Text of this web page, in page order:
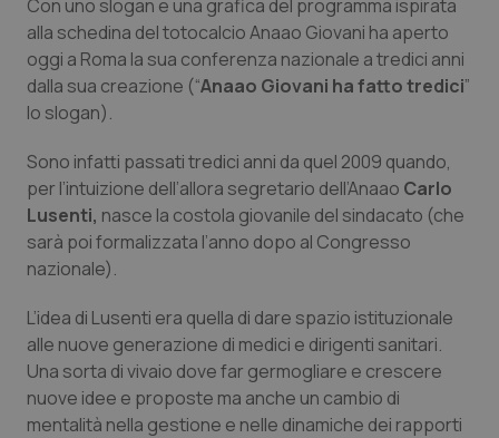
Lombardia
Marche
Molise
Piemonte
Provincia Autonoma di Bolzano
Provincia Autonoma di Trento
Puglia
Dolore
Donna & Salute
Epatiti
HIV
Infezioni & Febbre
Ipertensione & Scompenso
Malattie rare
Con uno slogan e una grafica del programma ispirata
alla schedina del totocalcio Anaao Giovani ha aperto
oggi a Roma la sua conferenza nazionale a tredici anni
dalla sua creazione (“Anaao Giovani ha fatto tredici”
lo slogan).
Sono infatti passati tredici anni da quel 2009 quando,
per l’intuizione dell’allora segretario dell’Anaao Carlo
Lusenti, nasce la costola giovanile del sindacato (che
sarà poi formalizzata l’anno dopo al Congresso
nazionale).
L’idea di Lusenti era quella di dare spazio istituzionale
alle nuove generazione di medici e dirigenti sanitari.
Una sorta di vivaio dove far germogliare e crescere
nuove idee e proposte ma anche un cambio di
mentalità nella gestione e nelle dinamiche dei rapporti